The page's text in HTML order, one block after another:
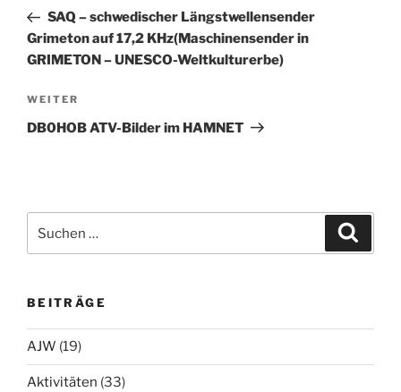
Beitrag
SAQ – schwedischer Längstwellensender
Grimeton auf 17,2 KHz(Maschinensender in
GRIMETON – UNESCO-Weltkulturerbe)
Nächster
Beitrag
WEITER
DB0HOB ATV-Bilder im HAMNET
nach:
BEITRÄGE
AJW (19)
Aktivitäten (33)